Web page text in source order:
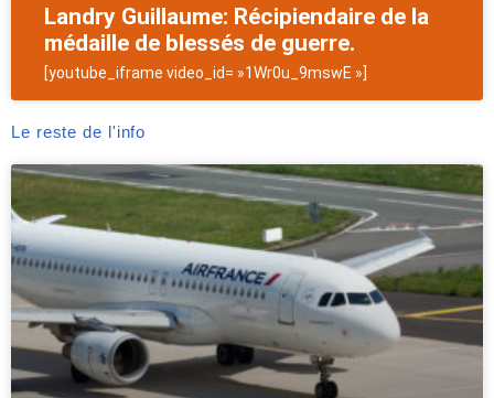
Landry Guillaume: Récipiendaire de la
médaille de blessés de guerre.
[youtube_iframe video_id= »1Wr0u_9mswE »]
Le reste de l'info